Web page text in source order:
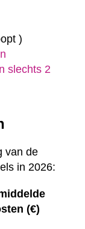
)
slechts 2
van de
in 2026:
(€)